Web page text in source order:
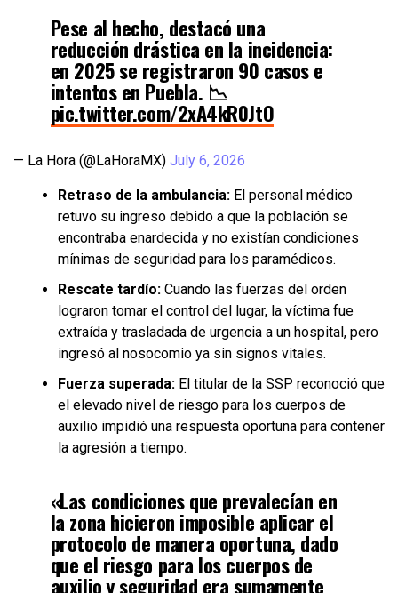
Pese al hecho, destacó una
reducción drástica en la incidencia:
en 2025 se registraron 90 casos e
intentos en Puebla. 📉
pic.twitter.com/2xA4kR0JtO
— La Hora (@LaHoraMX) July 6, 2026
Retraso de la ambulancia: El personal médico
retuvo su ingreso debido a que la población se
encontraba enardecida y no existían condiciones
mínimas de seguridad para los paramédicos.
Rescate tardío: Cuando las fuerzas del orden
lograron tomar el control del lugar, la víctima fue
extraída y trasladada de urgencia a un hospital, pero
ingresó al nosocomio ya sin signos vitales.
Fuerza superada: El titular de la SSP reconoció que
el elevado nivel de riesgo para los cuerpos de
auxilio impidió una respuesta oportuna para contener
la agresión a tiempo.
«Las condiciones que prevalecían en
la zona hicieron imposible aplicar el
protocolo de manera oportuna, dado
que el riesgo para los cuerpos de
auxilio y seguridad era sumamente